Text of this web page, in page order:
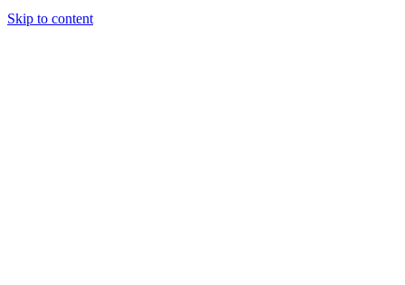
Skip to content